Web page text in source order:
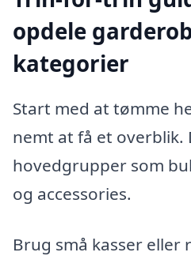
opdele
kategorier
Start med at tømme
nemt at få et overblik.
hovedgrupper som
og accessories.
Brug små kasser eller